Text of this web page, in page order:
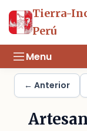
Tierra-
Perú
Menu
← Anterior